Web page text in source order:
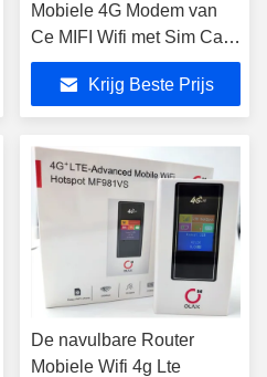
Mobiele 4G Modem van
Ce MIFI Wifi met Sim Card
Slot
Krijg Beste Prijs
De navulbare Router
Mobiele Wifi 4g Lte